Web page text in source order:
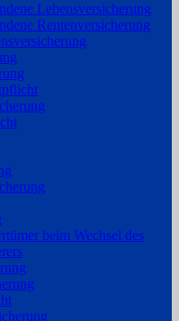
Lebensversicherung
Rentenversicherung
beim Wechsel des